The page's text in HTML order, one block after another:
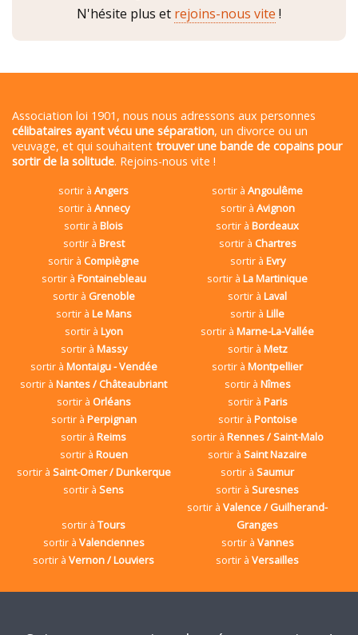
N'hésite plus et rejoins-nous vite !
Association loi 1901, nous nous adressons aux personnes
célibataires ayant vécu une séparation, un divorce ou un
veuvage, et qui souhaitent trouver une bande de copains pour
sortir de la solitude. Rejoins-nous vite !
sortir àAngers sortir àAngoulême
sortir à Annecy sortir à Avignon
sortir àBlois sortir àBordeaux
sortir à Brest sortir à Chartres
sortir à Compiègne sortir à Evry
sortir à Fontainebleau sortir àLa Martinique
sortir à Grenoble sortir àLaval
sortir à Le Mans sortir àLille
sortir à Lyon sortir àMarne-La-Vallée
sortir à Massy sortir à Metz
sortir à Montaigu - Vendée sortir àMontpellier
sortir àNantes / Châteaubriant sortir à Nîmes
sortir à Orléans sortir à Paris
sortir à Perpignan sortir à Pontoise
sortir àReims sortir àRennes / Saint-Malo
sortir à Rouen sortir àSaint Nazaire
sortir à Saint-Omer / Dunkerque sortir àSaumur
sortir àSens sortir àSuresnes
sortir àTours
sortir àValence / Guilherand-
Granges
sortir à Valenciennes sortir à Vannes
sortir àVernon / Louviers sortir àVersailles